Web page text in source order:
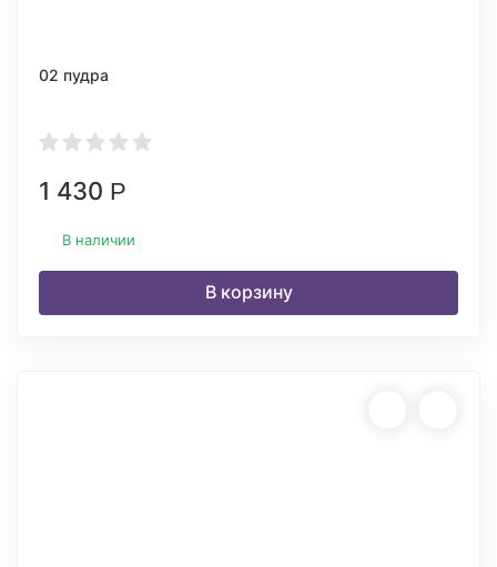
02 пудра
1 430 Р
В наличии
В корзину